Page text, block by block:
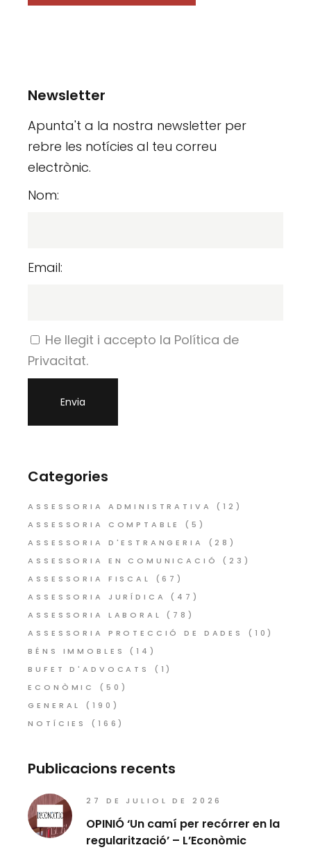
Newsletter
Apunta't a la nostra newsletter per
rebre les notícies al teu correu
electrònic.
Nom:
Email:
He llegit i accepto la Política de
Privacitat.
Categories
ASSESSORIA ADMINISTRATIVA
(12)
ASSESSORIA COMPTABLE
(5)
ASSESSORIA D'ESTRANGERIA
(28)
ASSESSORIA EN COMUNICACIÓ
(23)
ASSESSORIA FISCAL
(67)
ASSESSORIA JURÍDICA
(47)
ASSESSORIA LABORAL
(78)
ASSESSORIA PROTECCIÓ DE DADES
(10)
BÉNS IMMOBLES
(14)
BUFET D'ADVOCATS
(1)
ECONÒMIC
(50)
GENERAL
(190)
NOTÍCIES
(166)
Publicacions recents
27 DE JULIOL DE 2026
OPINIÓ ‘Un camí per recórrer en la
regularització’ – L’Econòmic